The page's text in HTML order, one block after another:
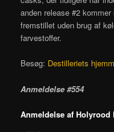
anden release #2
fremstillet uden brug af
farvestoffer.
Besøg: Destilleriets
Anmeldelse #554
Anmeldelse af Holyrood